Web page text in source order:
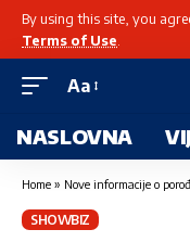
By using this site, you
Terms of Use
Aa
NASLOVNA
Home » Nove informacije o
SHOWBIZ